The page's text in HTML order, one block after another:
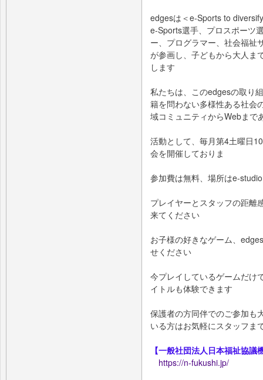
edgesは＜e-Sports to
e-Sports選手、プロスポーツ
ー、プログラマー、社会福祉
が参画し、子どもから大人ま
します
私たちは、このedgesの取り
籍を問わない多様性ある社会
域コミュニティからWebまで
活動として、毎月第4土曜日
会を開催しておりま
参加費は無料、場所はe-
プレイヤーとスタッフの距離
来てください
お子様の好きなゲーム、
せください
今プレイしているゲームだけ
イトルも体験できます
保護者の方同伴でのご参加も
いる方はお気軽にスタッフま
【一般社団法人日本福祉協議
https://n-fukushi.jp/